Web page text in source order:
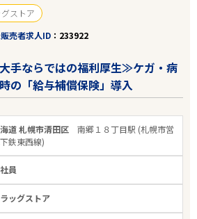
グストア
売者求人ID 233922
手ならではの福利厚生≫ケガ・病
の「給与補償保険」導入
道 札幌市清田区南郷１８丁目駅 (札幌市営
鉄東西線)
員
ッグストア